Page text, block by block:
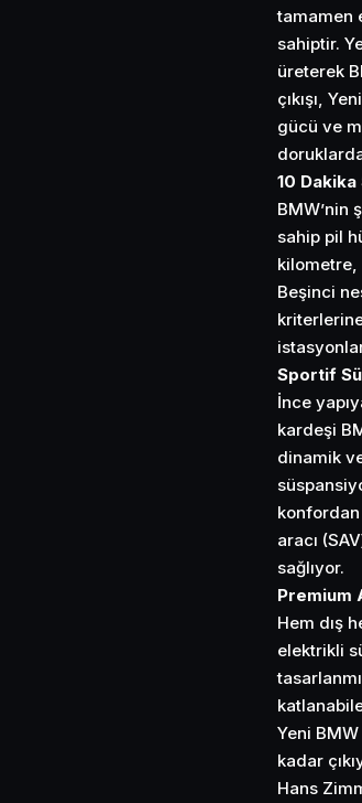
tamamen
sahiptir.
üreterek
çıkışı,
gücü ve
10
BMW’nin
sahip pil
kilometre,
Beşinci
Sportif
İnce
kardeşi
dinamik
konfordan
aracı
sağlıyor.
Premium
Hem dış
elektrikli
Yeni
kadar
Hans